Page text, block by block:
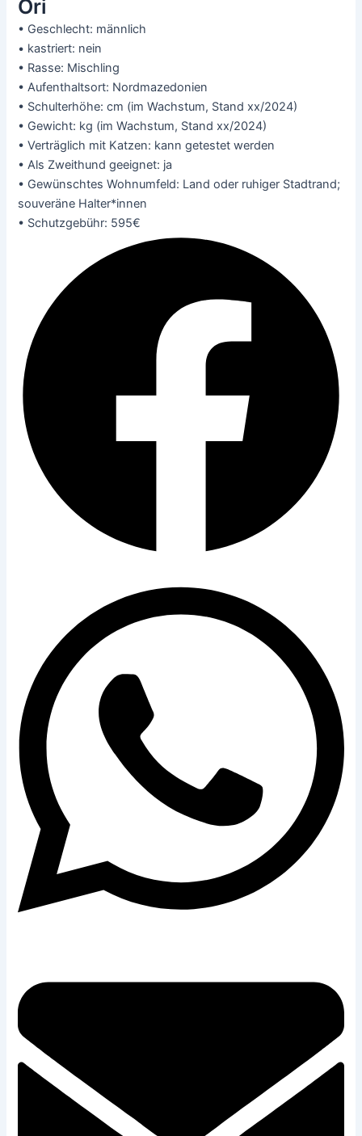
Ori
• Geschlecht: männlich
• kastriert: nein
• Rasse: Mischling
• Aufenthaltsort: Nordmazedonien
• Schulterhöhe: cm (im Wachstum, Stand xx/2024)
• Gewicht: kg (im Wachstum, Stand xx/2024)
• Verträglich mit Katzen: kann getestet werden
• Als Zweithund geeignet: ja
• Gewünschtes Wohnumfeld: Land oder ruhiger Stadtrand;
souveräne Halter*innen
• Schutzgebühr: 595€